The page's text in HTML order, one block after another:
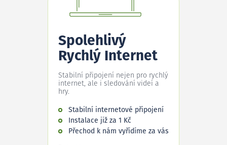
Spolehlivý
Rychlý Internet
Stabilní připojení nejen pro rychlý
internet, ale i sledování videí a
hry.
Stabilní internetové připojení
Instalace již za 1 Kč
Přechod k nám vyřídíme za vás